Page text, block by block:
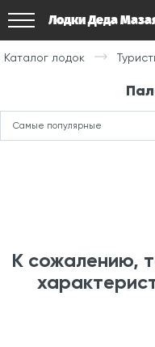
Лодки Деда
Каталог лодок
Самые популярные
К сожалению,